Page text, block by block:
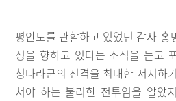
평안도를 관할하고 있었던 감사 홍
성을 향하고 있다는 소식을 듣고
청나라군의 진격을 최대한 저지하
쳐야 하는 불리한 전투임을 알았